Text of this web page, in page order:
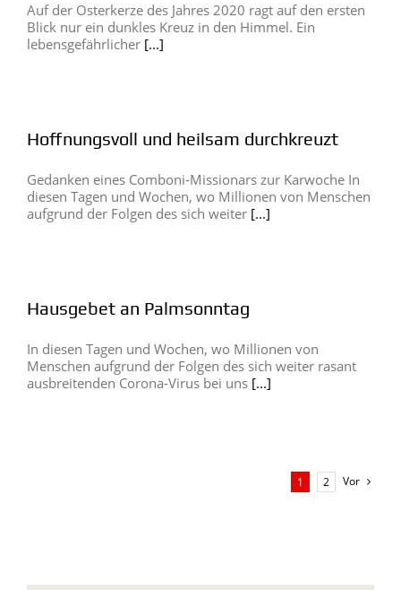
Auf der Osterkerze des Jahres 2020 ragt auf den ersten
Blick nur ein dunkles Kreuz in den Himmel. Ein
lebensgefährlicher [...]
Hoffnungsvoll und heilsam durchkreuzt
Gedanken eines Comboni-Missionars zur Karwoche In
diesen Tagen und Wochen, wo Millionen von Menschen
aufgrund der Folgen des sich weiter [...]
Hausgebet an Palmsonntag
In diesen Tagen und Wochen, wo Millionen von
Menschen aufgrund der Folgen des sich weiter rasant
ausbreitenden Corona-Virus bei uns [...]
1 2 Vor